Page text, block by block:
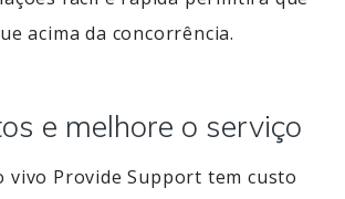
acima da concorrência.
e melhore o serviço
vivo Provide Support tem custo